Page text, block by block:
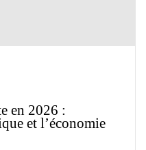
en 2026 :
et l’économie